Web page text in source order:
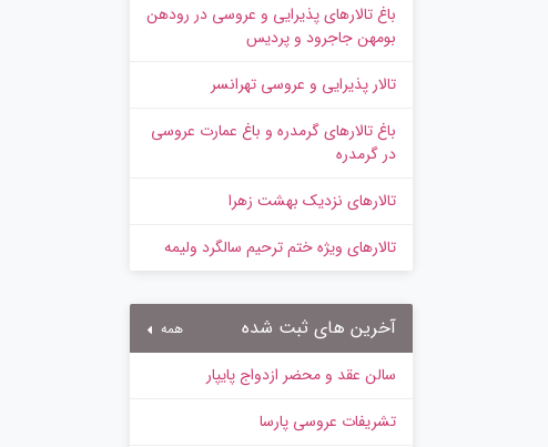
باغ تالارهای پذیرایی و عروسی در رودهن
بومهن جاجرود و پردیس
تالار پذیرایی و عروسی تهرانسر
باغ تالارهای گرمدره و باغ عمارت عروسی
در گرمدره
تالارهای نزدیک بهشت زهرا
تالارهای ویژه ختم ترحیم سالگرد ولیمه
آخرین های ثبت شده همه
سالن عقد و محضر ازدواج پایپار
تشریفات عروسی پارسا